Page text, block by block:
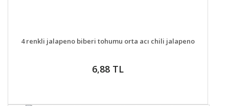
DETAYLAR
4 renkli jalapeno biberi tohumu orta acı chili jalapeno
6,88 TL